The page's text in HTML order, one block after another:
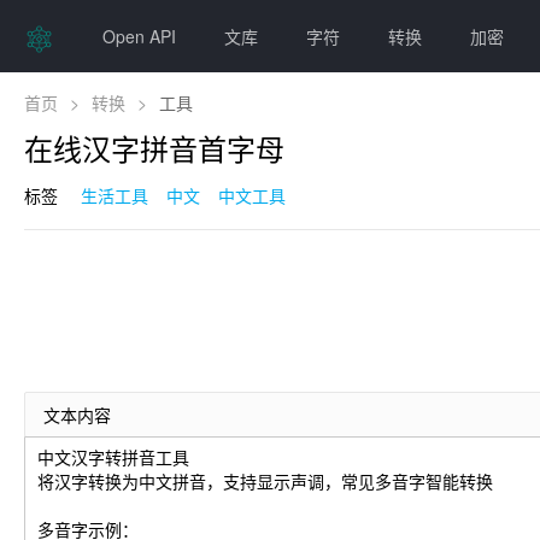
Open API 文库 字符 转换 加密
首页 > 转换 > 工具
在线汉字拼音首字母
标签 生活工具 中文 中文工具
文本内容